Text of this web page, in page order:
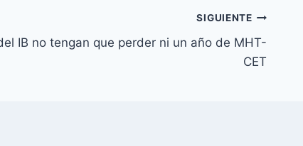
SIGUIENTE
IB no tengan que perder ni un año de MHT-
CET